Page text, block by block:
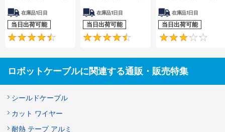
在庫品1日目
当日出荷可能
4.7
在庫品1日目
当日出荷可能
4.5
在庫品1日目
当日出荷可能
ロボットケーブルに関連する通販・販売特集
シールドケーブル
カット ワイヤー
耐熱 テープ アルミ